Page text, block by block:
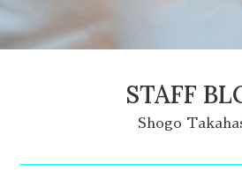
STAFF
Shogo